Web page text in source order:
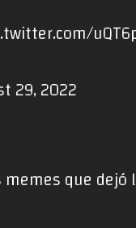
29, 2022
que